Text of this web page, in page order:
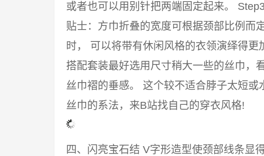
或者也可以用别针把两端固定起来。
贴士：方巾折叠的宽度可根据颈部比例而
时， 可以将带有休闲风格的衣领演绎得更
搭配套装最好选用尺寸稍大一些的丝巾，
丝巾褶的垂感。 这个较不适合脖子太短或
丝巾的系法，来B站找自己的穿衣风格!
四、闪亮宝石结 V字形造型使颈部线条显